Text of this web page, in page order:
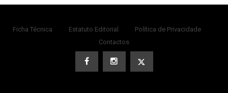
Ficha Técnica Estatuto Editorial
Política de Privacidade
Contactos